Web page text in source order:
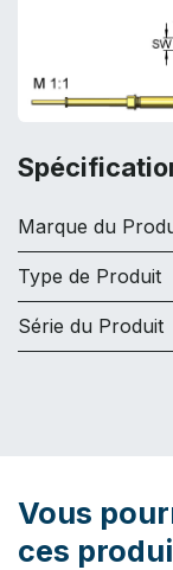
Marque du
Type de Produit
Série du Produit
Vous
ces